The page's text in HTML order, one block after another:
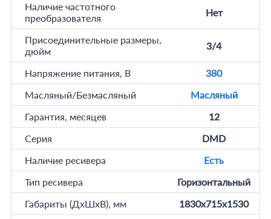
Наличие частотного
преобразователя
Нет
Присоединительные размеры,
дюйм
3/4
Напряжение питания, В
380
Масляный/Безмасляный
Масляный
Гарантия, месяцев
12
Серия
DMD
Наличие ресивера
Есть
Тип ресивера
Горизонтальный
Габариты (ДхШхВ), мм
1830x715x1530